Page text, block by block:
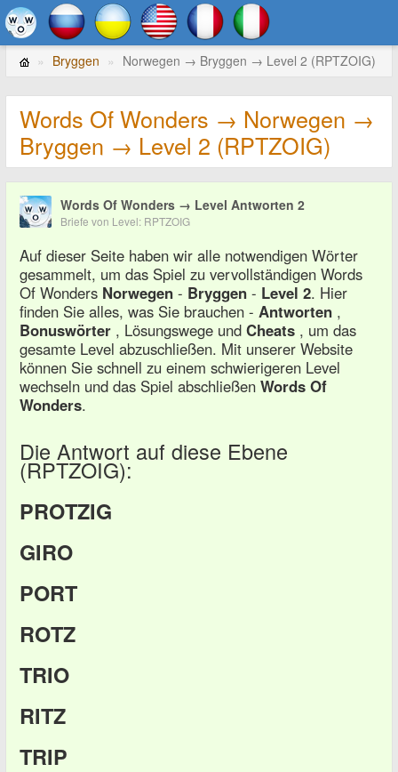
Bryggen Norwegen → Bryggen → Level 2 (RPTZOIG)
Words Of Wonders → Norwegen →
Bryggen → Level 2 (RPTZOIG)
Words Of Wonders → Level Antworten 2
Briefe von Level: RPTZOIG
Auf dieser Seite haben wir alle notwendigen Wörter
gesammelt, um das Spiel zu vervollständigen Words
Of Wonders Norwegen - Bryggen - Level 2. Hier
finden Sie alles, was Sie brauchen - Antworten ,
Bonuswörter , Lösungswege und Cheats , um das
gesamte Level abzuschließen. Mit unserer Website
können Sie schnell zu einem schwierigeren Level
wechseln und das Spiel abschließen Words Of
Wonders.
Die Antwort auf diese Ebene
(RPTZOIG):
PROTZIG
GIRO
PORT
ROTZ
TRIO
RITZ
TRIP